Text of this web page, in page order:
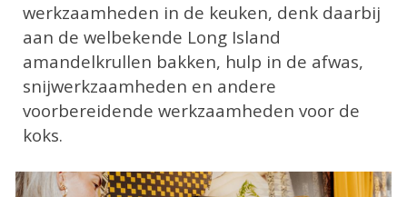
werkzaamheden in de keuken, denk daarbij
aan de welbekende Long Island
amandelkrullen bakken, hulp in de afwas,
snijwerkzaamheden en andere
voorbereidende werkzaamheden voor de
koks.